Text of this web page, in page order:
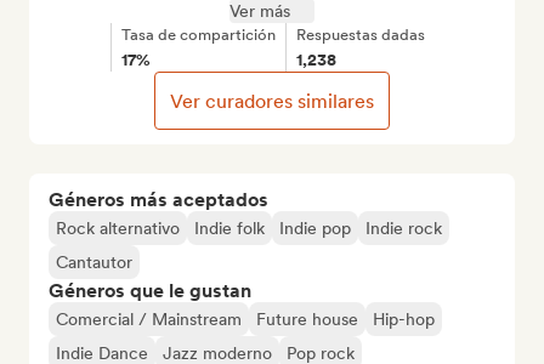
Géneros más aceptados
Rock alternativo Indie folk Indie pop
Indie rock
Cantautor
Géneros que le gustan
Comercial / Mainstream Future house
Hip-hop
Indie Dance
Jazz moderno Pop rock
Ver más
Tasa de compartición
17%
Respuestas dadas
1,238
Ver curadores similares